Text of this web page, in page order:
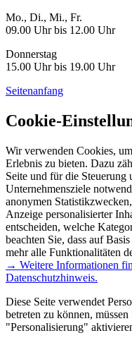
Mo., Di., Mi., Fr.
09.00 Uhr bis 12.00 Uhr
Donnerstag
15.00 Uhr bis 19.00 Uhr
Seitenanfang
Cookie-
Wir verwenden Cookies,
Erlebnis zu bieten. Dazu
Seite und für die Steuerung
Unternehmensziele
anonymen
Anzeige personalisierter
entscheiden, welche
beachten Sie, dass auf
mehr alle Funktionalitäten
→ Weitere Informationen
Datenschutzhinweis.
Diese Seite verwendet
betreten zu können,
"Personalisierung"